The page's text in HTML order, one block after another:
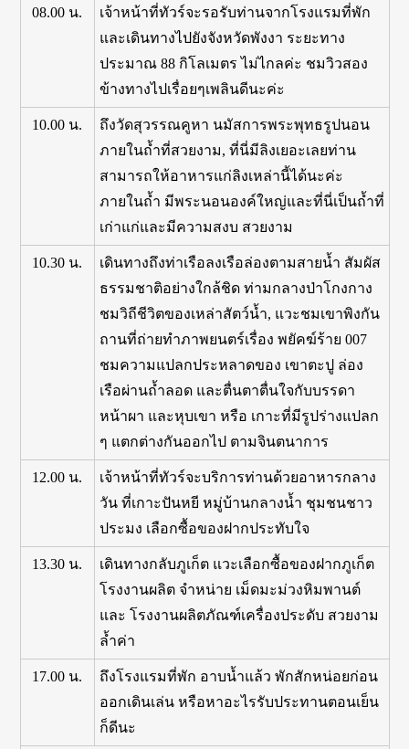
08.00 น.
เจ้าหน้าที่ทัวร์จะรอรับท่านจากโรงแรมที่พัก
และเดินทางไปยังจังหวัดพังงา ระยะทาง
ประมาณ 88 กิโลเมตร ไม่ไกลค่ะ ชมวิวสอง
ข้างทางไปเรื่อยๆเพลินดีนะค่ะ
10.00 น.
ถึงวัดสุวรรณคูหา นมัสการพระพุทธรูปนอน
ภายในถ้ำที่สวยงาม, ที่นี่มีลิงเยอะเลยท่าน
สามารถให้อาหารแก่ลิงเหล่านี้ได้นะค่ะ
ภายในถ้ำ มีพระนอนองค์ใหญ่และที่นี่เป็นถ้ำที่
เก่าแก่และมีความสงบ สวยงาม
10.30 น.
เดินทางถึงท่าเรือลงเรือล่องตามสายน้ำ สัมผัส
ธรรมชาติอย่างใกล้ชิด ท่ามกลางป่าโกงกาง
ชมวิถีชีวิตของเหล่าสัตว์น้ำ, แวะชมเขาพิงกัน
ถานที่ถ่ายทำภาพยนตร์เรื่อง พยัคฆ์ร้าย 007
ชมความแปลกประหลาดของ เขาตะปู ล่อง
เรือผ่านถ้ำลอด และตื่นตาตื่นใจกับบรรดา
หน้าผา และหุบเขา หรือ เกาะที่มีรูปร่างแปลก
ๆ แตกต่างกันออกไป ตามจินตนาการ
12.00 น.
เจ้าหน้าที่ทัวร์จะบริการท่านด้วยอาหารกลาง
วัน ที่เกาะปันหยี หมู่บ้านกลางน้ำ ชุมชนชาว
ประมง เลือกซื้อของฝากประทับใจ
13.30 น.
เดินทางกลับภูเก็ต แวะเลือกซื้อของฝากภูเก็ต
โรงงานผลิต จำหน่าย เม็ดมะม่วงหิมพานต์
และ โรงงานผลิตภัณฑ์เครื่องประดับ สวยงาม
ล้ำค่า
17.00 น.
ถึงโรงแรมที่พัก อาบน้ำแล้ว พักสักหน่อยก่อน
ออกเดินเล่น หรือหาอะไรรับประทานตอนเย็น
ก็ดีนะ